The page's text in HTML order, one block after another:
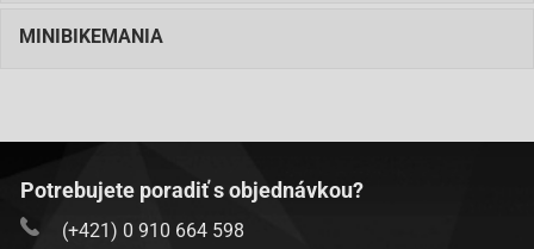
MINIBIKEMANIA
Potrebujete poradiť s objednávkou?
(+421) 0 910 664 598